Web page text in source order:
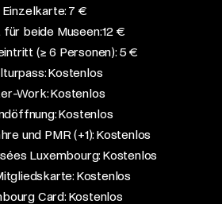
Einzelkarte: 7 €​
beide Museen: 12 €​
(≥ 6 Personen): 5 €​
Kostenlos​
Work: Kostenlos​
Kostenlos​
und PMR (+1): Kostenlos​
Luxembourg: Kostenlos​
Kostenlos​
Card: Kostenlos